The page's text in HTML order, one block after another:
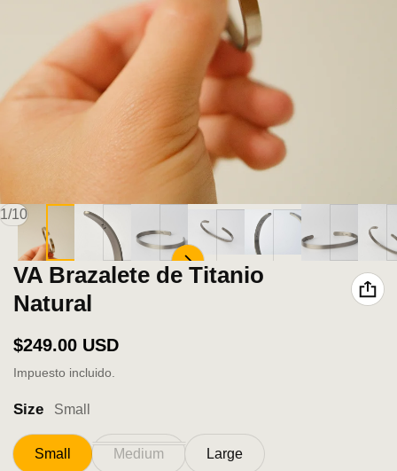
1/
de10
VA Brazalete de Titanio
Natural
Precio normal
$249.00 USD
Impuesto incluido.
Size Small
Small Medium
Large